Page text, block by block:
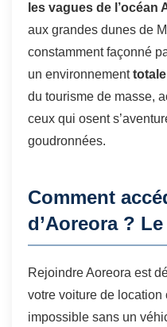
les vagues de l’océan
aux grandes dunes de
constamment façonné
un environnement
du tourisme de masse,
ceux qui osent
goudronnées.
Comment
d’Aoreora ?
Rejoindre Aoreora est
votre voiture de location
impossible sans un